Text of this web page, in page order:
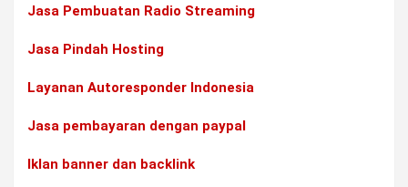
Jasa Pembuatan Radio Streaming
Jasa Pindah Hosting
Layanan Autoresponder Indonesia
Jasa pembayaran dengan paypal
Iklan banner dan backlink